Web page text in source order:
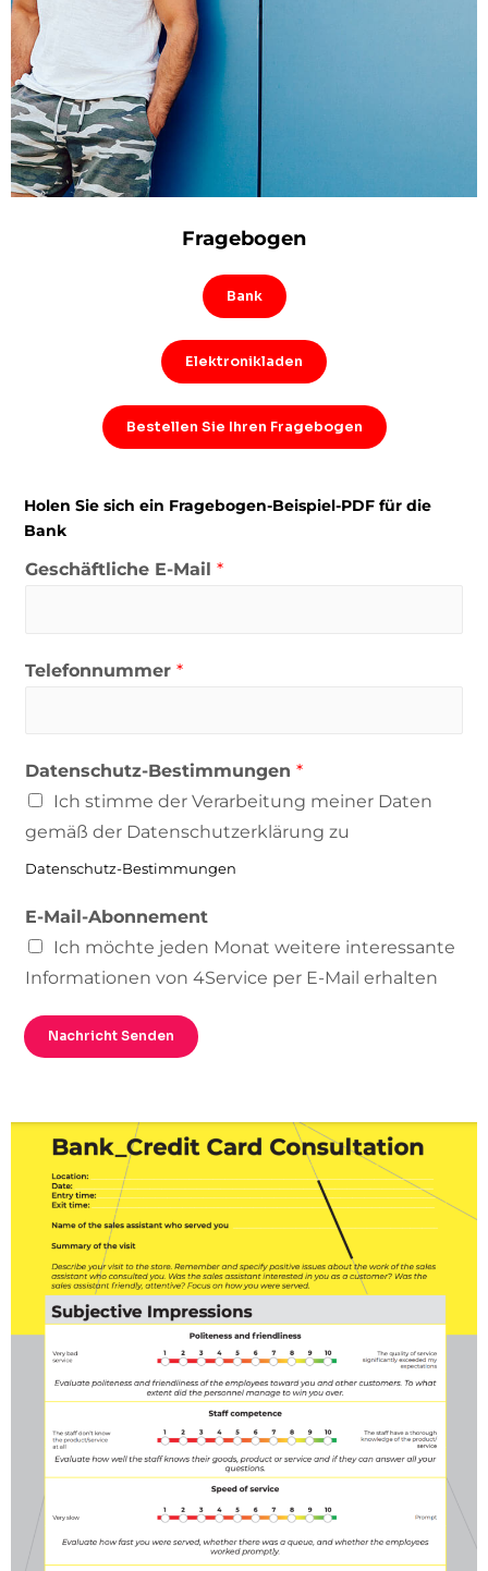
Fragebogen
Bank
Elektronikladen
Bestellen Sie Ihren Fragebogen
Holen Sie sich ein Fragebogen-Beispiel-PDF für die
Bank
Geschäftliche E-Mail*
Telefonnummer*
Datenschutz-Bestimmungen*
Ich stimme der Verarbeitung meiner Daten
gemäß der Datenschutzerklärung zu
Datenschutz-Bestimmungen
E-Mail-Abonnement
Ich möchte jeden Monat weitere interessante
Informationen von 4Service per E-Mail erhalten
Nachricht Senden